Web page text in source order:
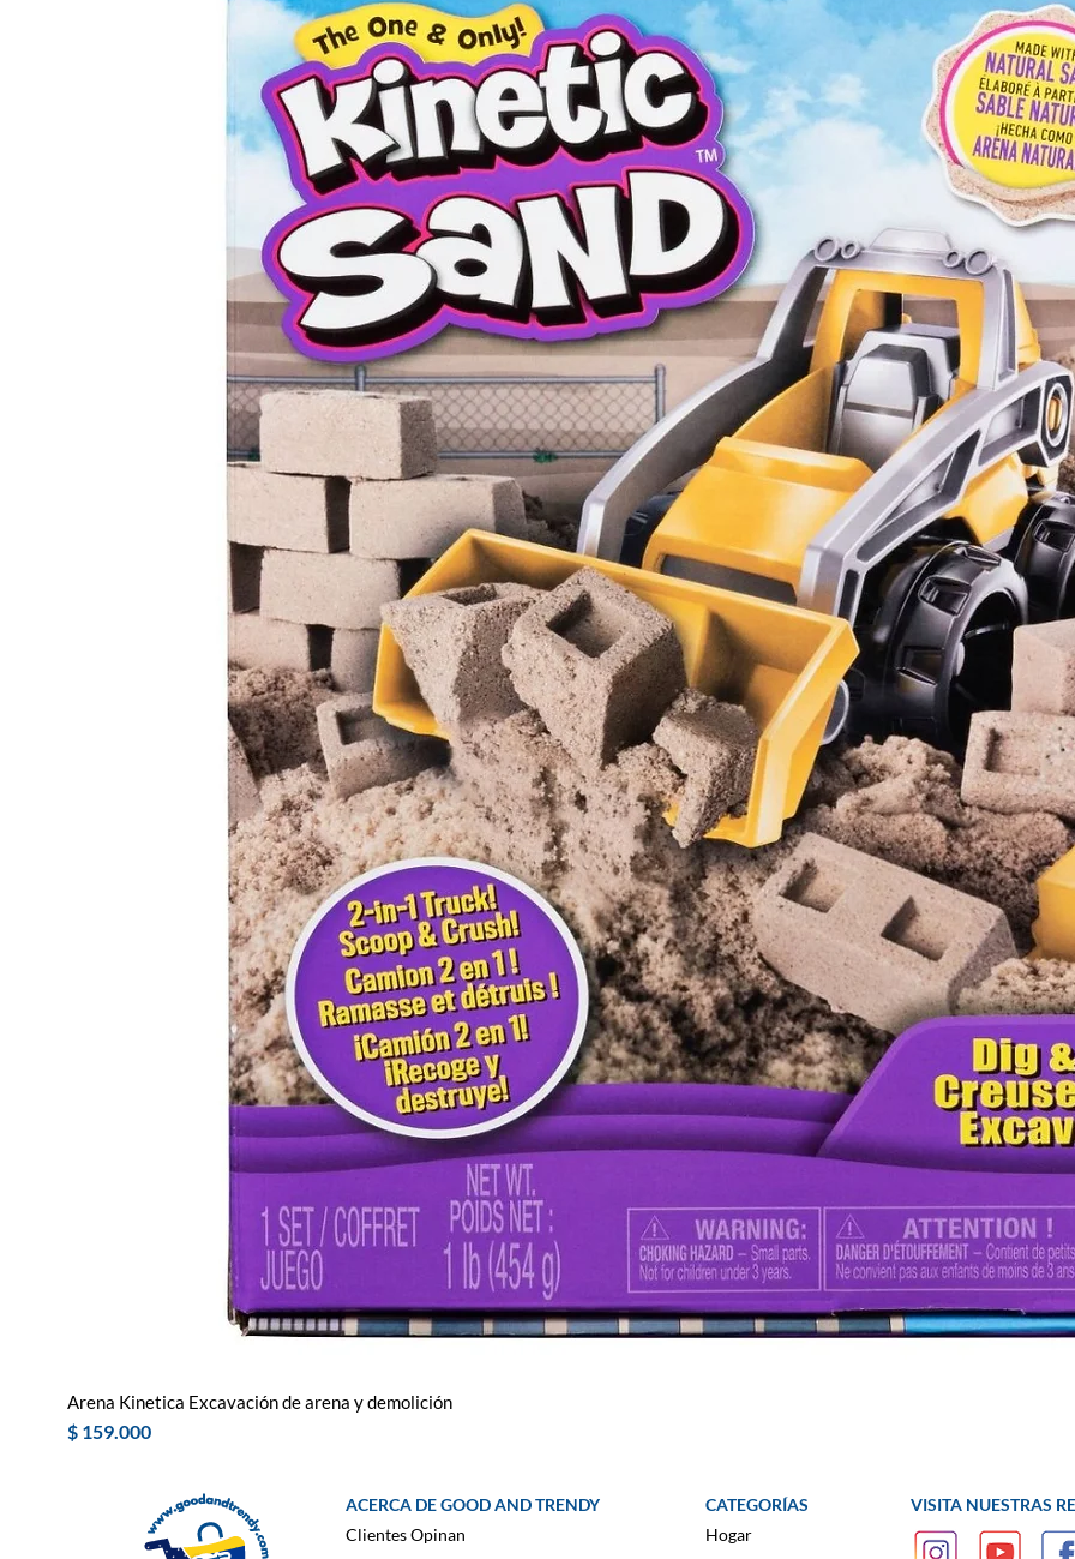
Arena Kinetica Excavación de arena y demolición
Precio
$ 159.000
ACERCA DE GOOD AND TRENDY
Clientes Opinan
CATEGORÍAS
Hogar
VISITA NUESTRAS